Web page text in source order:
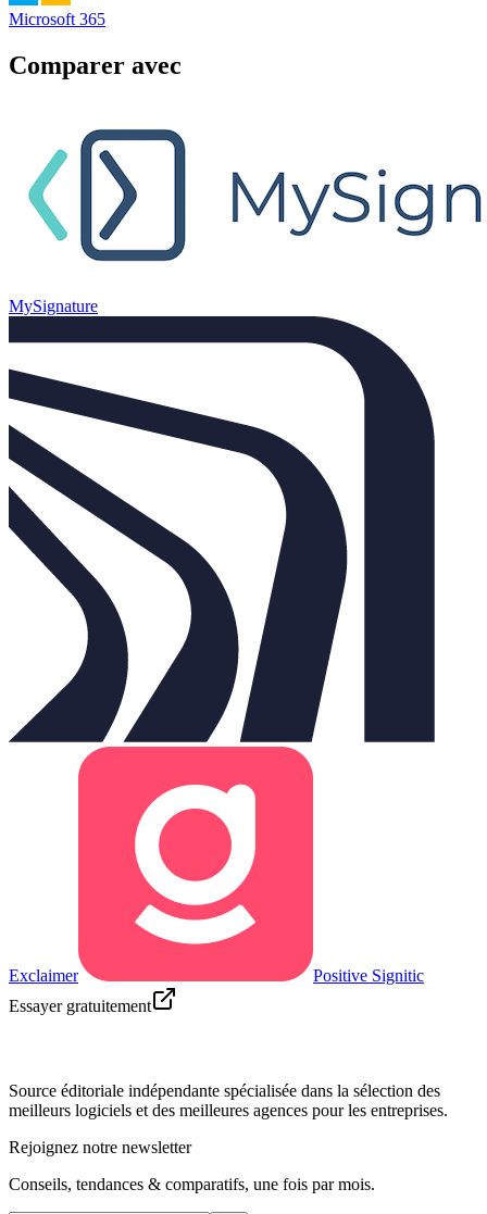
Microsoft 365
Comparer avec
MySignature
Exclaimer
Positive Signitic
Essayer gratuitement
Source éditoriale indépendante spécialisée dans la sélection des
meilleurs logiciels et des meilleures agences pour les entreprises.
Rejoignez notre newsletter
Conseils, tendances & comparatifs, une fois par mois.